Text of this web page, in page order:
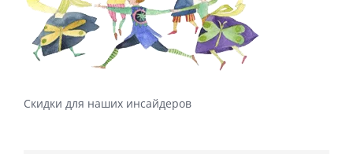
Скидки для наших инсайдеров